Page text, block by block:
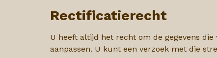
Rectificatierecht
U heeft altijd het recht om de gegevens
aanpassen. U kunt een verzoek met die